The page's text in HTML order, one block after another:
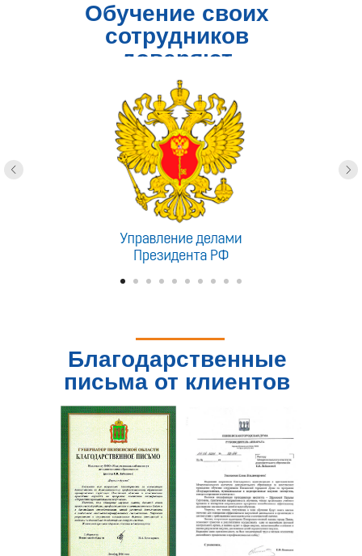
Обучение своих
сотрудников
доверяют
Благодарственные
письма от клиентов